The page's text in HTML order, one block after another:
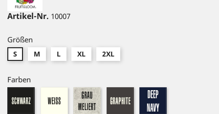
Artikel-Nr. 10007
Größen
S M L XL 2XL
Farben
weiß graphite